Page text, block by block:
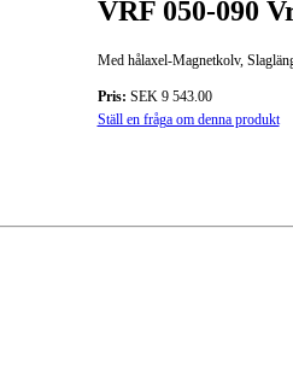
VRF 050-090
Med hålaxel-Magnetkolv,
Pris: SEK 9 543.00
Ställ en fråga om denna produkt